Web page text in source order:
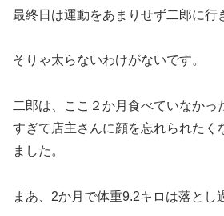
最終日は運動をあまりせず二郎に行
そりゃ太らないわけがないです。
二郎は、ここ２か月食べていなかっ
すぎて店主さんに顔を忘れられたく
ました。
まあ、2か月で体重9.2キロは落と